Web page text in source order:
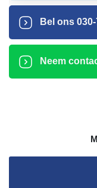
Bel ons
Neem